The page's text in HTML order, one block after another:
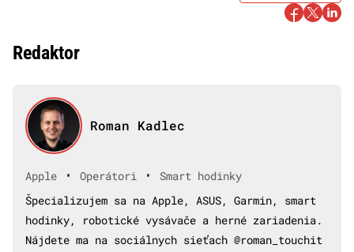
Redaktor
Roman Kadlec
Apple • Operátori •
Smart hodinky
Špecializujem sa na Apple, ASUS, Garmin, smart
hodinky, robotické vysávače a herné zariadenia.
Nájdete ma na sociálnych sieťach @roman_touchit